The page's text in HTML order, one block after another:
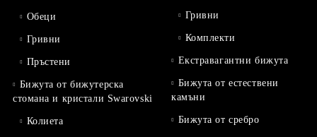
Обеци
Гривни
Пръстени
Бижута от бижутерска
стомана и кристали Swarovski
Колиета
Гривни
Комплекти
Екстравагантни бижута
Бижута от естествени
камъни
Бижута от сребро